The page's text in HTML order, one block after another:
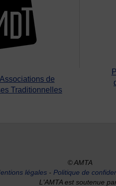
de
Traditionnelles
© AMTA
légales- Politique de
L'AMTA est soutenue